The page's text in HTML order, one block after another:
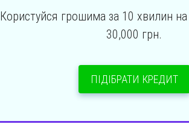
Користуйся грошима за 10 хвилин на
30,000 грн.
ПІДІБРАТИ КРЕДИТ